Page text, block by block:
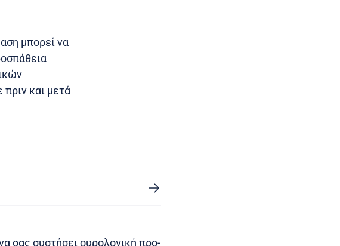
μπορεί να
πριν και μετά
σας συστήσει ουρολογική προ-